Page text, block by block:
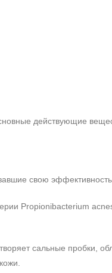
действующие
свою
Propionibacterium
сальные пробки,